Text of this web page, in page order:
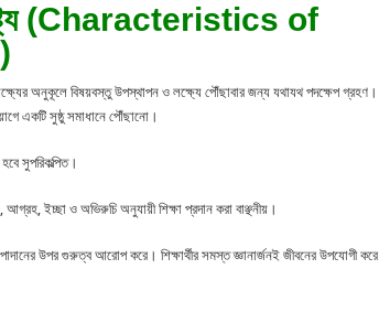
(Characteristics of
অনুকূলে বিষয়বস্তু উপস্থাপন ও লক্ষ্যে পৌঁছাবার জন্য যথাযথ পদক্ষেপ গ্রহণ।
একটি সুষ্ঠু সমাধানে পৌঁছানো।
সুপরিকল্পিত।
আগ্রহ, ইচ্ছা ও অভিরুচি অনুযায়ী শিক্ষা প্রদান করা বাঞ্ছনীয়।
উপর গুরুত্ব আরোপ করে। শিক্ষার্থীর সমস্ত জ্ঞানার্জনই জীবনের উপযোগী করে